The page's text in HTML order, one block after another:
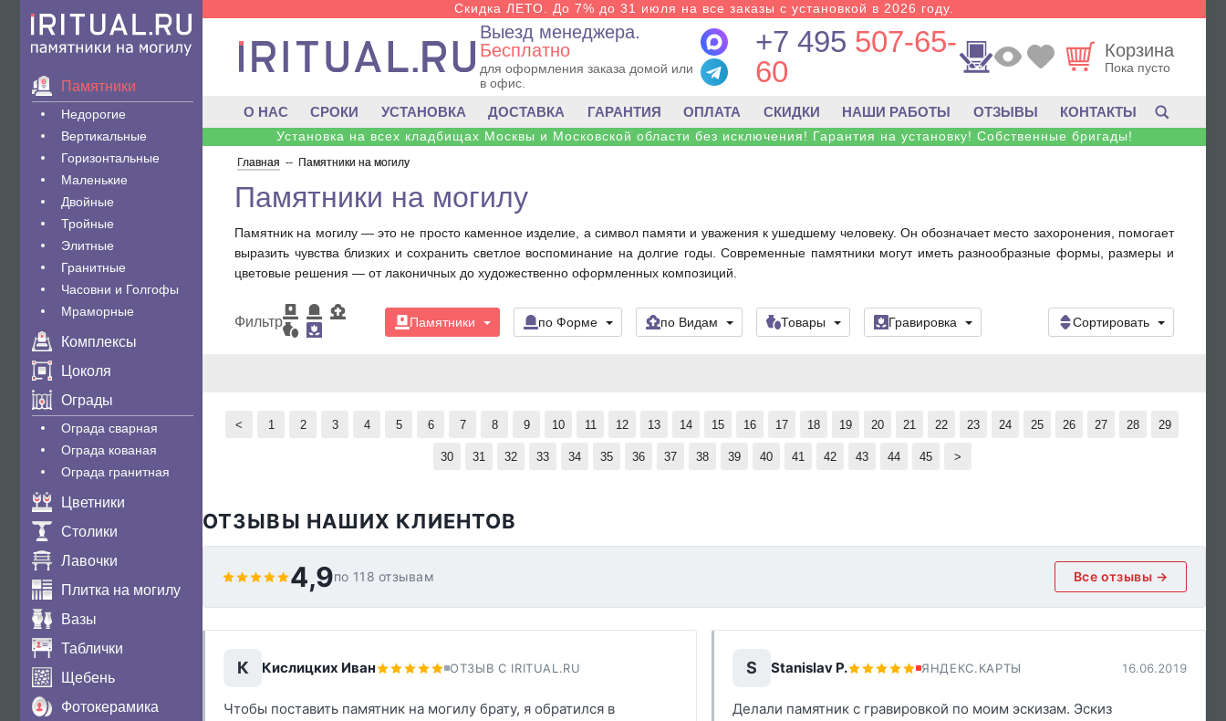
Памятники
Недорогие
Вертикальные
Горизонтальные
Маленькие
Двойные
Тройные
Элитные
Гранитные
Часовни и Голгофы
Мраморные
Комплексы
Цоколя
Ограды
Ограда сварная
Ограда кованая
Ограда гранитная
Цветники
Столики
Лавочки
Плитка на могилу
Вазы
Таблички
Щебень
Фотокерамика
Скидка ЛЕТО. До 7% до 31 июля на все заказы с установкой в 2026 году.
Выезд менеджера.
Бесплатно
для оформления заказа домой или
в офис.
+7 495 507-65-
60
Корзина
Пока пусто
О НАС СРОКИ УСТАНОВКА ДОСТАВКА ГАРАНТИЯ ОПЛАТА СКИДКИ НАШИ РАБОТЫ ОТЗЫВЫ КОНТАКТЫ
Установка на всех кладбищах Москвы и Московской области без исключения! Гарантия на установку! Собственные бригады!
Главная -- Памятники на могилу
Памятники на могилу
Памятник на могилу — это не просто каменное изделие, а символ памяти и уважения к ушедшему человеку. Он обозначает место захоронения, помогает
выразить чувства близких и сохранить светлое воспоминание на долгие годы. Современные памятники могут иметь разнообразные формы, размеры и
цветовые решения — от лаконичных до художественно оформленных композиций.
Фильтр Памятники по Форме по Видам Товары Гравировка Сортировать
< 1 2 3 4 5 6 7 8 9 10 11 12 13 14 15 16 17 18 19 20 21 22 23 24 25 26 27 28 29
30 31 32 33 34 35 36 37 38 39 40 41 42 43 44 45 >
ОТЗЫВЫ НАШИХ КЛИЕНТОВ
4,9по 118 отзывам Все отзывы →
К Кислицких Иван ОТЗЫВ С IRITUAL.RU
Чтобы поставить памятник на могилу брату, я обратился в
S Stanislav P. ЯНДЕКС.КАРТЫ 16.06.2019
Делали памятник с гравировкой по моим эскизам. Эскиз